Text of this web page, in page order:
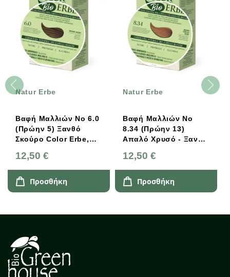
Natur Erbe
Βαφή Μαλλιών Νο 6.0
(πρώην 5) Ξανθό
Σκούρο Color Erbe,
12,50 €
Προσθήκη
Natur Erbe
Βαφή Μαλλιών Νο
8.34 (πρώην 13)
Απαλό Χρυσό - Ξανθό
12,50 €
Προσθήκη